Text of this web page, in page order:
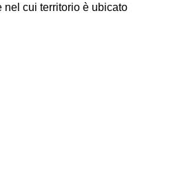
nel cui territorio è ubicato